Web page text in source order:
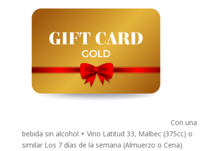
Con una
bebida sin alcohol + Vino Latitud 33, Malbec (375cc) o
similar Los 7 días de la semana (Almuerzo o Cena)